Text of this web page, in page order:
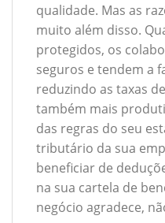
qualidade. Mas as
muito além disso.
protegidos, os
seguros e tendem a
reduzindo as taxas
também mais
das regras do seu
tributário da sua
beneficiar de
na sua cartela de
negócio agradece,